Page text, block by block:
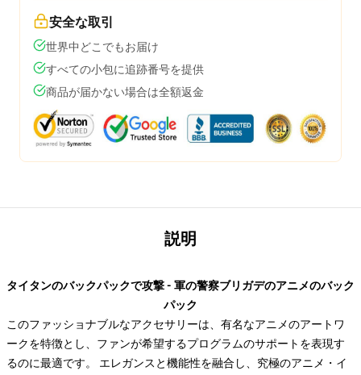
安全な取引
世界中どこでもお届け
すべての小包に追跡番号を提供
商品が届かない場合は全額返金
説明
タイタンのバックパックで攻撃 - 軍の警察ブリガデのアニメのバック
パック
このファッショナブルなアクセサリーは、有名なアニメのアートワ
ークを特徴とし、ファンが希望するプログラムのサポートを表現す
るのに最適です。 エレガンスと機能性を融合し、究極のアニメ・イ